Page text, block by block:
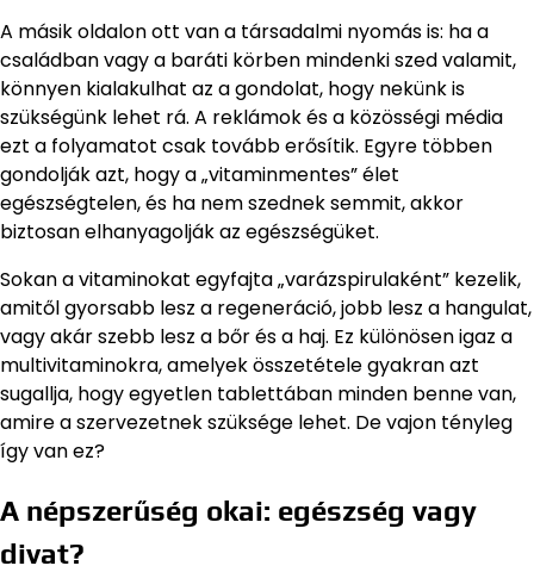
A másik oldalon ott van a társadalmi nyomás is: ha a
családban vagy a baráti körben mindenki szed valamit,
könnyen kialakulhat az a gondolat, hogy nekünk is
szükségünk lehet rá. A reklámok és a közösségi média
ezt a folyamatot csak tovább erősítik. Egyre többen
gondolják azt, hogy a „vitaminmentes” élet
egészségtelen, és ha nem szednek semmit, akkor
biztosan elhanyagolják az egészségüket.
Sokan a vitaminokat egyfajta „varázspirulaként” kezelik,
amitől gyorsabb lesz a regeneráció, jobb lesz a hangulat,
vagy akár szebb lesz a bőr és a haj. Ez különösen igaz a
multivitaminokra, amelyek összetétele gyakran azt
sugallja, hogy egyetlen tablettában minden benne van,
amire a szervezetnek szüksége lehet. De vajon tényleg
így van ez?
A népszerűség okai: egészség vagy
divat?